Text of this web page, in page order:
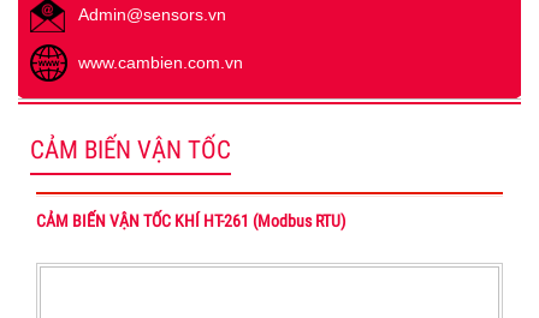
Admin@sensors.vn
www.cambien.com.vn
CẢM BIẾN VẬN TỐC
CẢM BIẾN VẬN TỐC KHÍ HT-261 (Modbus RTU)